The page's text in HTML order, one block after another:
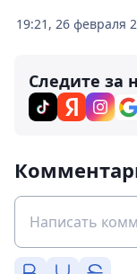
19:21, 26 февраля
Следите за